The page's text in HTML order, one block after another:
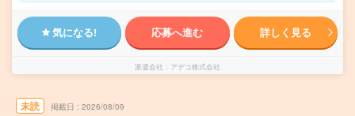
気になる! 応募へ進む 詳しく見る
派遣会社 アデコ株式会社
未読 掲載日 2026/08/09